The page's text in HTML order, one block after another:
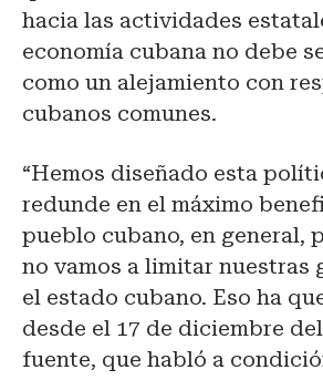
hacia las actividades
economía cubana no debe
como un alejamiento con
cubanos comunes.
“Hemos diseñado esta
redunde en el máximo
pueblo cubano, en general,
no vamos a limitar nuestras
el estado cubano. Eso ha
desde el 17 de diciembre
fuente, que habló a